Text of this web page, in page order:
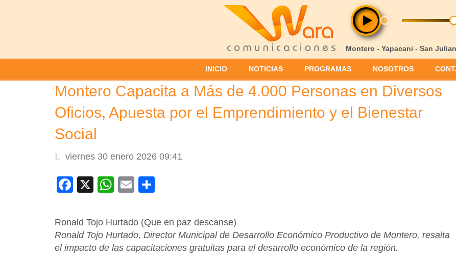
Montero - Yapacani - San
INICIO NOTICIAS PROGRAMAS NOSOTROS
Montero Capacita a Más de 4.000 Personas en Diversos
Oficios, Apuesta por el Emprendimiento y el Bienestar
Social
viernes 30 enero 2026 09:41
Facebook
X WhatsApp
Email
Ronald Tojo Hurtado (Que en paz descanse)
Ronald Tojo Hurtado, Director Municipal de Desarrollo Económico Productivo de Montero, resalta
el impacto de las capacitaciones gratuitas para el desarrollo económico de la región.